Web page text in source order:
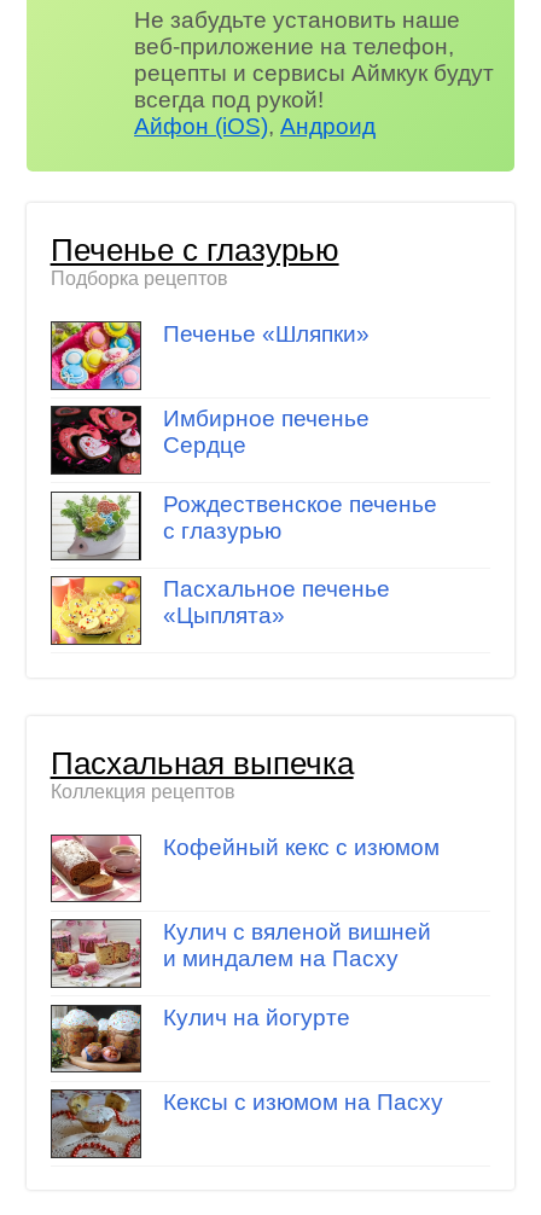
Не забудьте установить наше
веб-приложение на телефон,
рецепты и сервисы Аймкук будут
всегда под рукой!
Айфон (iOS),Андроид
Печенье с глазурью
Подборка рецептов
Печенье «Шляпки»
Имбирное печенье
Сердце
Рождественское печенье
с глазурью
Пасхальное печенье
«Цыплята»
Пасхальная выпечка
Коллекция рецептов
Кофейный кекс с изюмом
Кулич с вяленой вишней
и миндалем на Пасху
Кулич на йогурте
Кексы с изюмом на Пасху